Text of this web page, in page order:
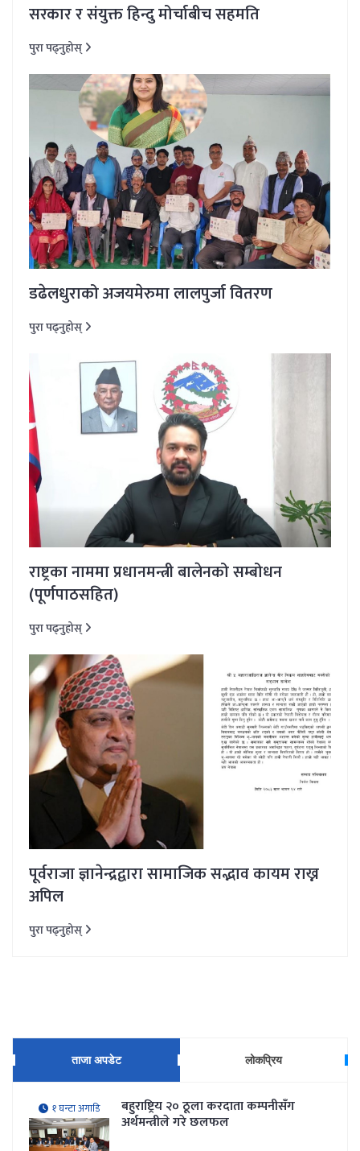
सरकार र संयुक्त हिन्दु मोर्चाबीच सहमति
पुरा पढ्नुहोस्
डढेलधुराको अजयमेरुमा लालपुर्जा वितरण
पुरा पढ्नुहोस्
राष्ट्रका नाममा प्रधानमन्त्री बालेनको सम्बोधन
(पूर्णपाठसहित)
पुरा पढ्नुहोस्
पूर्वराजा ज्ञानेन्द्रद्वारा सामाजिक सद्भाव कायम राख्न
अपिल
पुरा पढ्नुहोस्
ताजा अपडेट लोकप्रिय
१ घन्टा अगाडि बहुराष्ट्रिय २० ठूला करदाता कम्पनीसँग
अर्थमन्त्रीले गरे छलफल